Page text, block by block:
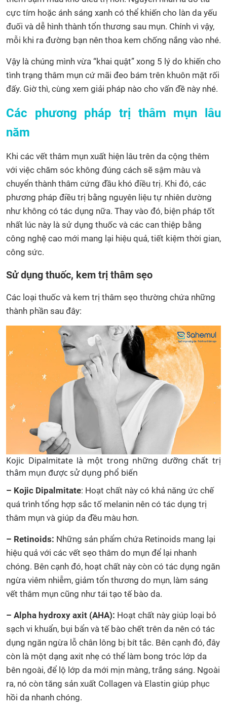
cực tím hoặc ánh sáng xanh có thể khiến cho làn da yếu
đuối và dễ hình thành tổn thương sau mụn. Chính vì vậy,
mỗi khi ra đường bạn nên thoa kem chống nắng vào nhé.
Vậy là chúng mình vừa “khai quật” xong 5 lý do khiến cho
tình trạng thâm mụn cứ mãi đeo bám trên khuôn mặt rối
đấy. Giờ thì, cùng xem giải pháp nào cho vấn đề này nhé.
Các phương pháp trị thâm mụn lâu
năm
Khi các vết thâm mụn xuất hiện lâu trên da cộng thêm
với việc chăm sóc không đúng cách sẽ sậm màu và
chuyển thành thâm cứng đầu khó điều trị. Khi đó, các
phương pháp điều trị bằng nguyên liệu tự nhiên dường
như không có tác dụng nữa. Thay vào đó, biện pháp tốt
nhất lúc này là sử dụng thuốc và các can thiệp bằng
công nghệ cao mới mang lại hiệu quả, tiết kiệm thời gian,
công sức.
Sử dụng thuốc, kem trị thâm sẹo
Các loại thuốc và kem trị thâm sẹo thường chứa những
thành phần sau đây:
Kojic Dipalmitate là một trong những dưỡng chất trị
thâm mụn được sử dụng phổ biến
– Kojic Dipalmitate: Hoạt chất này có khả năng ức chế
quá trình tổng hợp sắc tố melanin nên có tác dụng trị
thâm mụn và giúp da đều màu hơn.
– Retinoids: Những sản phẩm chứa Retinoids mang lại
hiệu quả với các vết sẹo thâm do mụn để lại nhanh
chóng. Bên cạnh đó, hoạt chất này còn có tác dụng ngăn
ngừa viêm nhiễm, giảm tổn thương do mụn, làm sáng
vết thâm mụn cũng như tái tạo tế bào da.
– Alpha hydroxy axit (AHA): Hoạt chất này giúp loại bỏ
sạch vi khuẩn, bụi bẩn và tế bào chết trên da nên có tác
dụng ngăn ngừa lỗ chân lông bị bít tắc. Bên cạnh đó, đây
còn là một dạng axit nhẹ có thể làm bong tróc lớp da
bên ngoài, để lộ lớp da mới mịn màng, trắng sáng. Ngoài
ra, nó còn tăng sản xuất Collagen và Elastin giúp phục
hồi da nhanh chóng.